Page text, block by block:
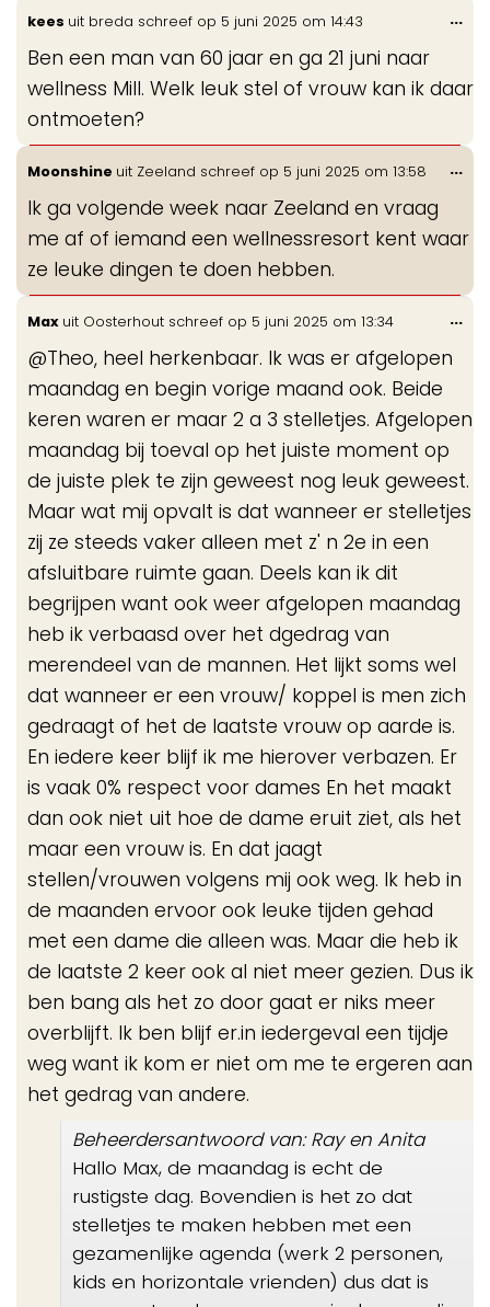
kees uit breda schreef op 5 juni 2025 om 14:43
Ben een man van 60 jaar en ga 21 juni naar
wellness Mill. Welk leuk stel of vrouw kan ik daar
ontmoeten?
...
Moonshine uit Zeeland schreef op 5 juni 2025 om 13:58
Ik ga volgende week naar Zeeland en vraag
me af of iemand een wellnessresort kent waar
ze leuke dingen te doen hebben.
...
Max uit Oosterhout schreef op 5 juni 2025 om 13:34
@Theo, heel herkenbaar. Ik was er afgelopen
maandag en begin vorige maand ook. Beide
keren waren er maar 2 a 3 stelletjes. Afgelopen
maandag bij toeval op het juiste moment op
de juiste plek te zijn geweest nog leuk geweest.
Maar wat mij opvalt is dat wanneer er stelletjes
zij ze steeds vaker alleen met z' n 2e in een
afsluitbare ruimte gaan. Deels kan ik dit
begrijpen want ook weer afgelopen maandag
heb ik verbaasd over het dgedrag van
merendeel van de mannen. Het lijkt soms wel
dat wanneer er een vrouw/ koppel is men zich
gedraagt of het de laatste vrouw op aarde is.
En iedere keer blijf ik me hierover verbazen. Er
is vaak 0% respect voor dames En het maakt
dan ook niet uit hoe de dame eruit ziet, als het
maar een vrouw is. En dat jaagt
stellen/vrouwen volgens mij ook weg. Ik heb in
de maanden ervoor ook leuke tijden gehad
met een dame die alleen was. Maar die heb ik
de laatste 2 keer ook al niet meer gezien. Dus ik
ben bang als het zo door gaat er niks meer
overblijft. Ik ben blijf er.in iedergeval een tijdje
weg want ik kom er niet om me te ergeren aan
het gedrag van andere.
Beheerdersantwoord van: Ray en Anita
Hallo Max, de maandag is echt de
rustigste dag. Bovendien is het zo dat
stelletjes te maken hebben met een
gezamenlijke agenda (werk 2 personen,
kids en horizontale vrienden) dus dat is
...